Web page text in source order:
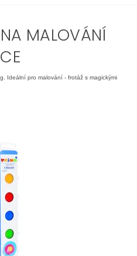
MALOVÁNÍ
Ideální pro malování - frotáž s magickými